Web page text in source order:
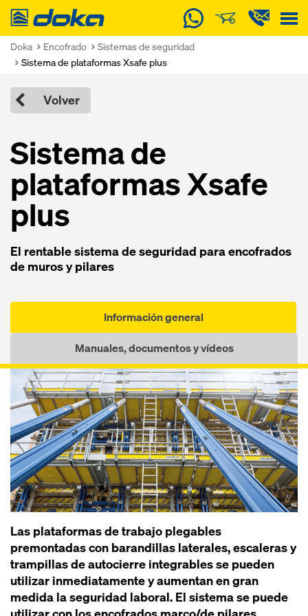
Doka
Doka Encofrado
Sistemas de seguridad
Sistema de plataformas Xsafe plus
Volver
Sistema de
plataformas Xsafe
plus
El rentable sistema de seguridad para encofrados
de muros y pilares
Información general
Manuales, documentos y vídeos
Las plataformas de trabajo plegables
premontadas con barandillas laterales, escaleras y
trampillas de autocierre integrables se pueden
utilizar inmediatamente y aumentan en gran
medida la seguridad laboral. El sistema se puede